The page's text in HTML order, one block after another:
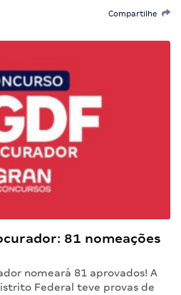
Compartilhe
81 nomeações
nomeará 81 aprovados! A
Federal teve provas de